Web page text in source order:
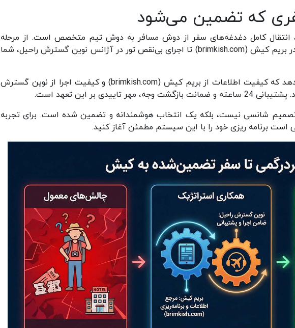
که تضمین می‌شود
انتقال کامل دغدغه‌های سفر از دوش مسافر به دوش تیم متخصص است. از مرحله
انتخاب هتل، تفریحات و یا رستوران در بریم کیش (brimkish.com) تا اجرای بی‌نقص تور در آژانس نوین گسترش راحیل، شما
این اتحاد به شما این اطمینان را میدهد که کیفیت اطلاعات از بریم کیش (brimkish.com) و کیفیت اجرا از نوین گسترش
تاییدی بر این تعهد است.
شانسی نیست، بلکه یک انتخاب هوشمندانه و تضمین شده است. برای تجربه